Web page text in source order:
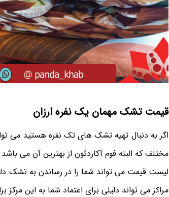
قیمت تشک مهمان یک نفره ارزان
اگر به دنبال تهیه تشک های تک نفره هستید می
مختلف که البته فوم آکاردئون از بهترین آن می‌
لیست قیمت می تواند شما را در رساندن به تشک
مراکز می تواند دلیلی برای اعتماد شما به این مرکز